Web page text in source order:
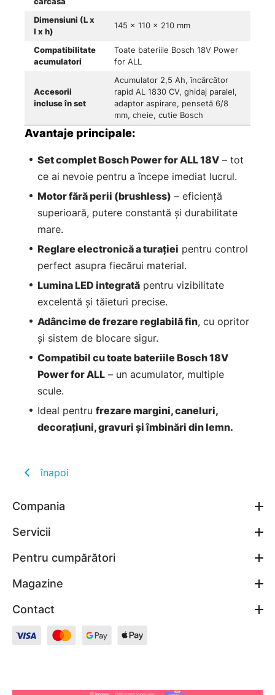
Dimensiuni (L x
l x h)
145 x 110 x 210 mm
Compatibilitate
acumulatori
Toate bateriile Bosch 18V Power
for ALL
Accesorii
incluse în set
Acumulator 2,5 Ah, încărcător
rapid AL 1830 CV, ghidaj paralel,
adaptor aspirare, pensetă 6/8
mm, cheie, cutie Bosch
Avantaje principale:
Set complet Bosch Power for ALL 18V – tot
ce ai nevoie pentru a începe imediat lucrul.
Motor fără perii (brushless) – eficiență
superioară, putere constantă și durabilitate
mare.
Reglare electronică a turației pentru control
perfect asupra fiecărui material.
Lumina LED integrată pentru vizibilitate
excelentă și tăieturi precise.
Adâncime de frezare reglabilă fin, cu opritor
și sistem de blocare sigur.
Compatibil cu toate bateriile Bosch 18V
Power for ALL – un acumulator, multiple
scule.
Ideal pentru frezare margini, caneluri,
decorațiuni, gravuri și îmbinări din lemn.
înapoi
Compania
Servicii
Pentru cumpărători
Magazine
Contact